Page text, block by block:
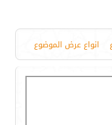
انواع عرض الموضوع